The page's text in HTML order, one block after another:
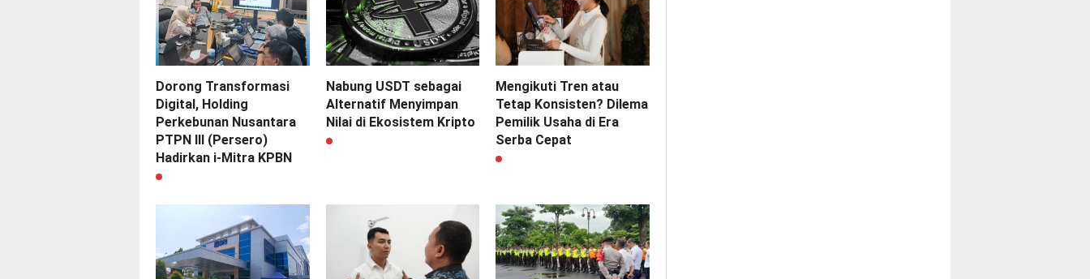
Dorong Transformasi
Digital, Holding
Perkebunan Nusantara
PTPN III (Persero)
Hadirkan i-Mitra KPBN
Nabung USDT sebagai
Alternatif Menyimpan
Nilai di Ekosistem Kripto
Mengikuti Tren atau
Tetap Konsisten? Dilema
Pemilik Usaha di Era
Serba Cepat